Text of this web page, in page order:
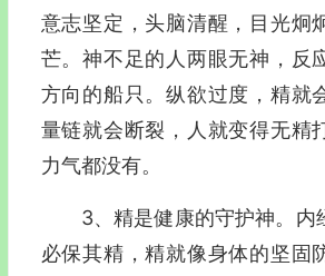
意志坚定，头脑清醒，目光炯
芒。神不足的人两眼无神，反
方向的船只。纵欲过度，精就
量链就会断裂，人就变得无精
力气都没有。
3、精是健康的守护神。内
必保其精，精就像身体的坚固